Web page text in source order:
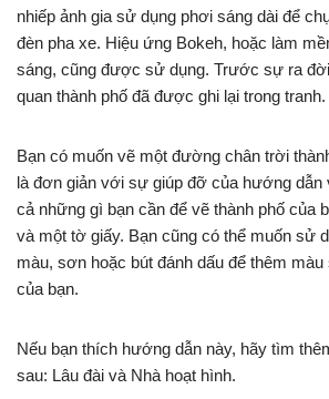
nhiếp ảnh gia sử dụng phơi sáng dài để
đèn pha xe. Hiệu ứng Bokeh, hoặc làm
sáng, cũng được sử dụng. Trước sự ra
quan thành phố đã được ghi lại trong tranh.
Bạn có muốn vẽ một đường chân trời
là đơn giản với sự giúp đỡ của hướng dẫn
cả những gì bạn cần để vẽ thành phố của
và một tờ giấy. Bạn cũng có thể muốn sử
màu, sơn hoặc bút đánh dấu để thêm
của bạn.
Nếu bạn thích hướng dẫn này, hãy tìm
sau: Lâu đài và Nhà hoạt hình.